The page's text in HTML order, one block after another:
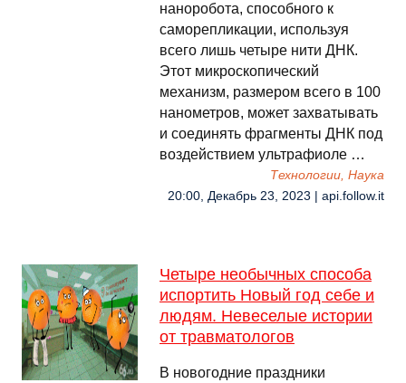
наноробота, способного к
саморепликации, используя
всего лишь четыре нити ДНК.
Этот микроскопический
механизм, размером всего в 100
нанометров, может захватывать
и соединять фрагменты ДНК под
воздействием ультрафиоле …
Технологии, Наука
20:00, Декабрь 23, 2023 | api.follow.it
Четыре необычных способа
испортить Новый год себе и
людям. Невеселые истории
от травматологов
В новогодние праздники